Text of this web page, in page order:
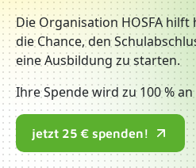
Die Organisation HOSFA
die Chance, den
eine Ausbildung zu starten.
Ihre Spende wird zu 100 %
jetzt 25 € spenden!